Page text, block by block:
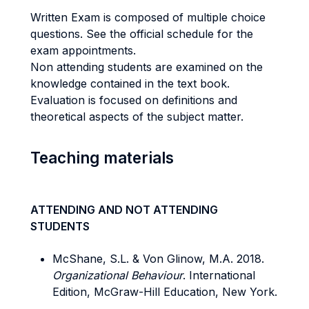
Written Exam is composed of multiple choice
questions. See the official schedule for the
exam appointments.
Non attending students are examined on the
knowledge contained in the text book.
Evaluation is focused on definitions and
theoretical aspects of the subject matter.
Teaching materials
ATTENDING AND NOT ATTENDING
STUDENTS
McShane, S.L. & Von Glinow, M.A. 2018.
Organizational Behaviour. International
Edition, McGraw-Hill Education, New York.